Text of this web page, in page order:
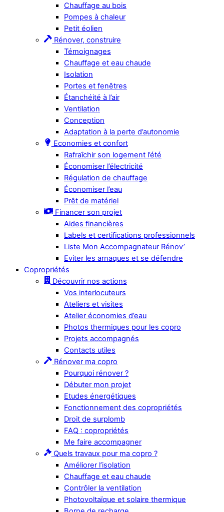
Chauffage au bois
Pompes à chaleur
Petit éolien
Rénover, construire
Témoignages
Chauffage et eau chaude
Isolation
Portes et fenêtres
Étanchéité à l’air
Ventilation
Conception
Adaptation à la perte d’autonomie
Economies et confort
Rafraîchir son logement l’été
Économiser l’électricité
Régulation de chauffage
Économiser l’eau
Prêt de matériel
Financer son projet
Aides financières
Labels et certifications professionnels
Liste Mon Accompagnateur Rénov’
Eviter les arnaques et se défendre
Copropriétés
Découvrir nos actions
Vos interlocuteurs
Ateliers et visites
Atelier économies d’eau
Photos thermiques pour les copro
Projets accompagnés
Contacts utiles
Rénover ma copro
Pourquoi rénover ?
Débuter mon projet
Etudes énergétiques
Fonctionnement des copropriétés
Droit de surplomb
FAQ : copropriétés
Me faire accompagner
Quels travaux pour ma copro ?
Améliorer l’isolation
Chauffage et eau chaude
Contrôler la ventilation
Photovoltaïque et solaire thermique